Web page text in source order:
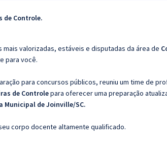
de Controle.
valorizadas, estáveis e disputadas da área de
para você.
para concursos públicos, reuniu um time de
de Controlepara oferecer uma preparação
Municipal de Joinville/SC.
corpo docente altamente qualificado.